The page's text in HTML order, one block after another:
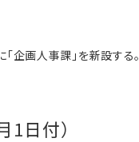
「企画人事課」を新設する。
日付）